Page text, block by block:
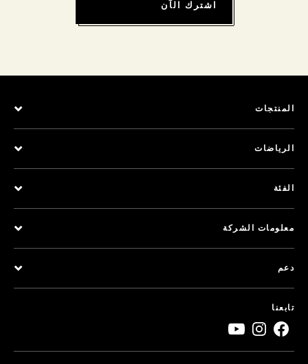
اشترك الآن
المنتجات
الرياضات
الفئة
معلومات الشركة
دعم
تابعنا